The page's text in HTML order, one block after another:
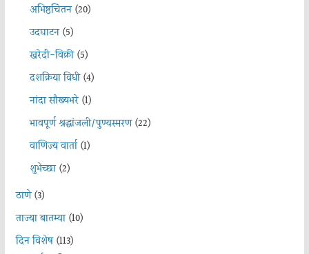
अभिष्ठचिंतन(20)
उदघाटन(5)
खरेदी-विक्री(5)
दशक्रिया विधी(4)
नांदा सौख्यभरे(1)
भावपूर्ण श्रद्धांजली/पुण्यस्मरण(22)
वाणिज्य वार्ता(1)
शुभेच्छा(2)
ठाणे(3)
ताज्या बातम्या(10)
दिन विशेष(113)